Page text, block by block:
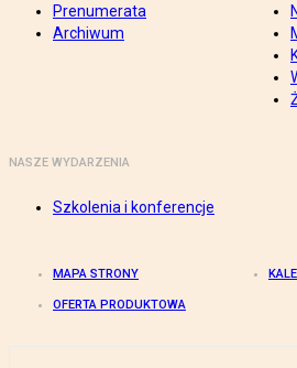
Prenumerata
Archiwum
NASZE WYDARZENIA
Szkolenia i konferencje
MAPA STRONY
OFERTA PRODUKTOWA